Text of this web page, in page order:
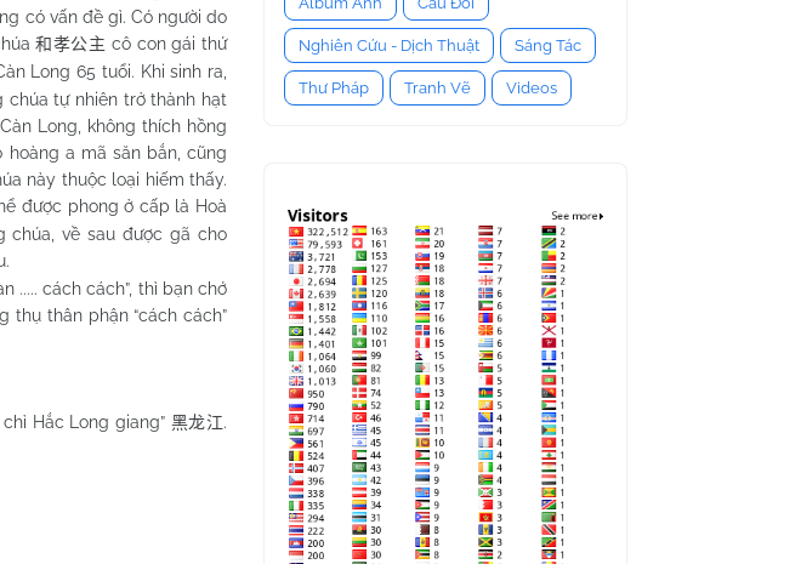
có vấn đề gì. Có người do
和孝公主 cô con gái thứ
Long 65 tuổi. Khi sinh ra,
chúa tự nhiên trở thành hạt
Long, không thích hồng
a mã săn bắn, cũng
này thuộc loại hiếm thấy.
được phong ở cấp là Hoà
chúa, về sau được gã cho
cách cách”, thì bạn chớ
thụ thân phận “cách cách”
chỉ Hắc Long giang” 黑龙江.
Nghiên Cứu - Dịch Thuật Sáng Tác
Thư Pháp Tranh Vẽ Videos